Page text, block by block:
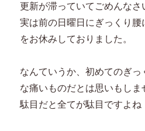
事
情
報
更新が滞っていてごめんなさ
実は前の日曜日にぎっくり
をお休みしておりました。
なんていうか、初めてのぎ
な痛いものだとは思いもし
駄目だと全てが駄目ですよね